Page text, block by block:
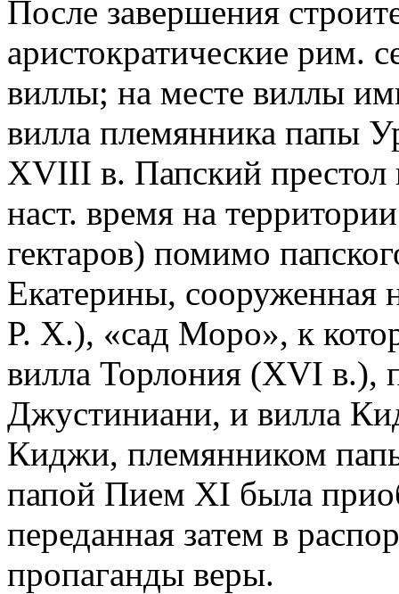
После завершения
аристократические рим.
виллы; на месте виллы
вилла племянника папы
XVIII в. Папский престол
наст. время на
гектаров) помимо
Екатерины, сооруженная
Р. Х.), «сад Моро», к
вилла Торлония (XVI в.),
Джустиниани, и вилла
Киджи, племянником
папой Пием XI была
переданная затем в
пропаганды веры.